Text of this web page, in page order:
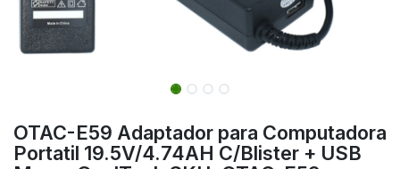
OTAC-E59 Adaptador para Computadora
Portatil 19.5V/4.74AH C/Blister + USB